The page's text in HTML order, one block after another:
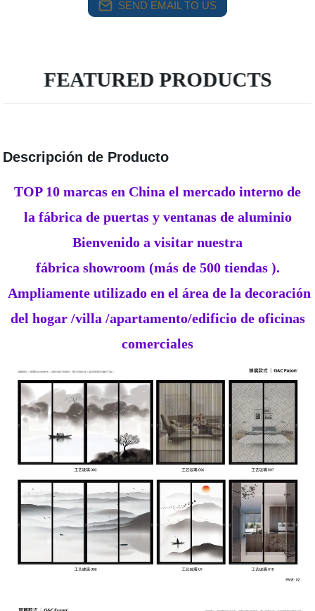
SEND EMAIL TO US
FEATURED PRODUCTS
Descripción de Producto
TOP 10 marcas en China el mercado interno de
la fábrica de puertas y ventanas de aluminio
Bienvenido a visitar nuestra
fábrica showroom (más de 500 tiendas ).
Ampliamente utilizado en el área de la decoración
del hogar /villa /apartamento/edificio de oficinas
comerciales